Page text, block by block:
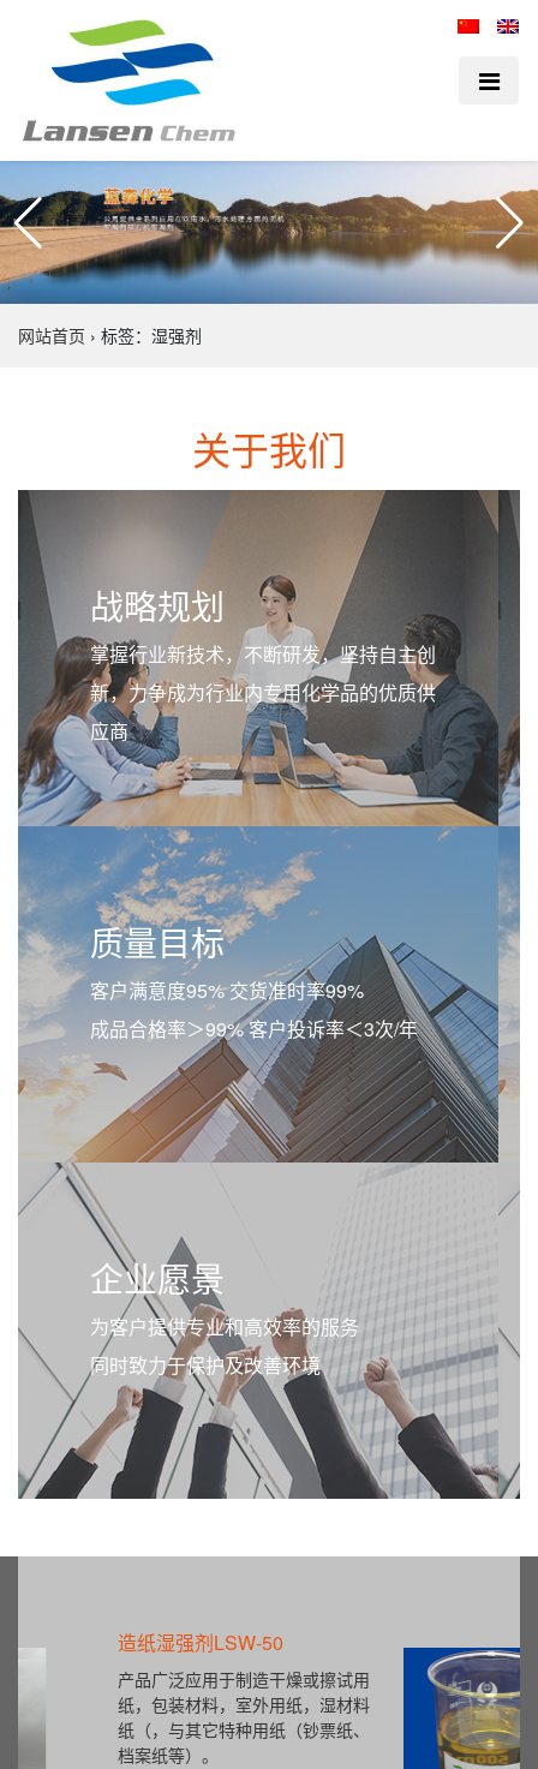
网站首页 › 标签：湿强剂
关于我们
战略规划
掌握行业新技术，不断研发，坚持自主创
新，力争成为行业内专用化学品的优质供
应商
质量目标
客户满意度95% 交货准时率99%
成品合格率＞99% 客户投诉率＜3次/年
企业愿景
为客户提供专业和高效率的服务
同时致力于保护及改善环境
造纸湿强剂LSW-50
产品广泛应用于制造干燥或擦试用
纸，包装材料，室外用纸，湿材料
纸（，与其它特种用纸（钞票纸、
档案纸等）。